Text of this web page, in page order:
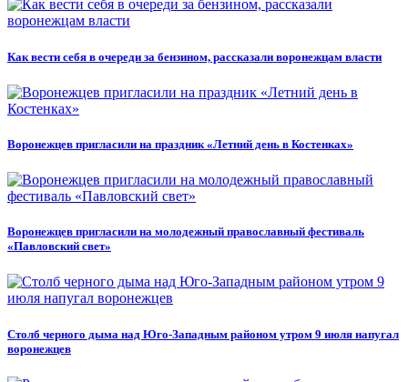
Как вести себя в очереди за бензином, рассказали воронежцам власти
Воронежцев пригласили на праздник «Летний день в Костенках»
Воронежцев пригласили на молодежный православный фестиваль
«Павловский свет»
Столб черного дыма над Юго-Западным районом утром 9 июля напугал
воронежцев